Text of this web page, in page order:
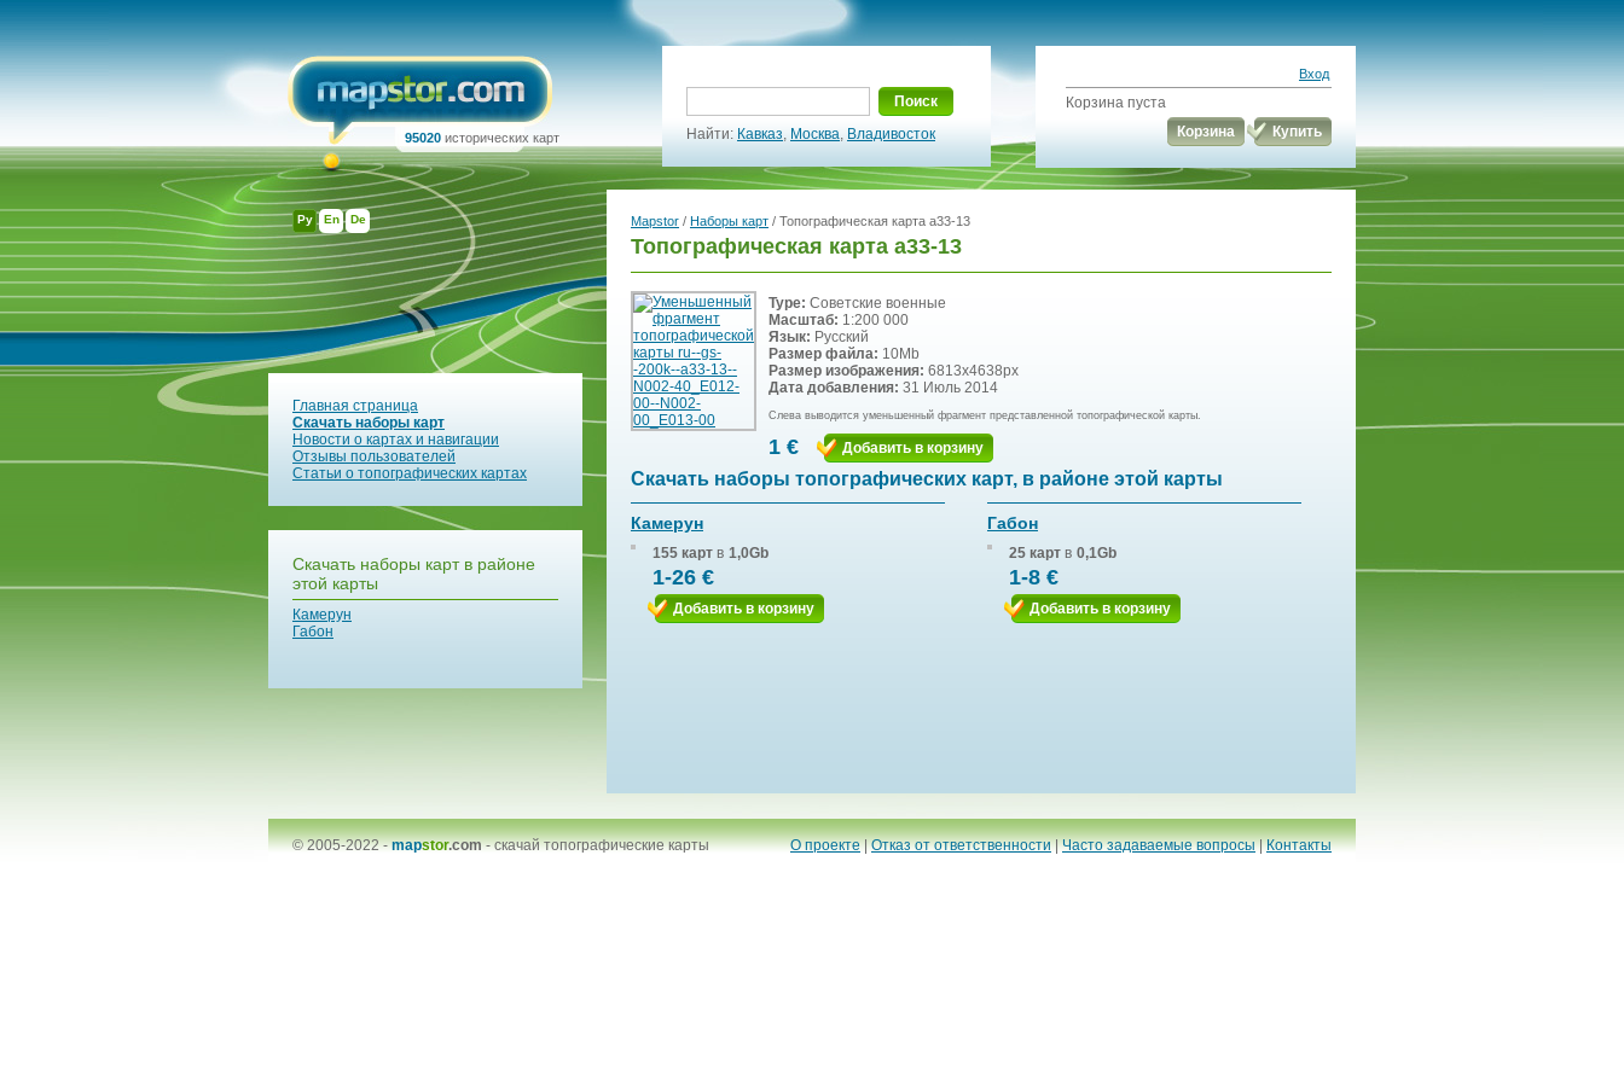
Ру En De
95020 исторических карт
Поиск
Найти: Кавказ, Москва, Владивосток
Вход
Корзина пуста
Корзина
Купить
Главная страница
Скачать наборы карт
Новости о картах и навигации
Отзывы пользователей
Статьи о топографических картах
Скачать наборы карт в районе
этой карты
Камерун
Габон
Mapstor / Наборы карт / Топографическая карта a33-13
Топографическая карта a33-13
Type: Советские военные
Масштаб: 1:200 000
Язык: Русский
Размер файла: 10Mb
Размер изображения: 6813x4638px
Дата добавления: 31 Июль 2014
Слева выводится уменьшенный фрагмент представленной топографической карты.
1 € Добавить в корзину
Скачать наборы топографических карт, в районе этой карты
Камерун
155 карт в 1,0Gb
1-26 €
Добавить в корзину
Габон
25 карт в 0,1Gb
1-8 €
Добавить в корзину
© 2005-2022 -mapstor.com-скачай топографические карты О проекте|Отказ от ответственности|Часто задаваемые вопросы|Контакты